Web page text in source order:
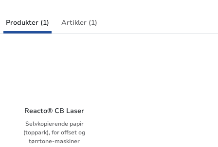
Produkter (1) Artikler (1)
Reacto® CB Laser
Selvkopierende papir
(toppark), for offset og
tørrtone-maskiner